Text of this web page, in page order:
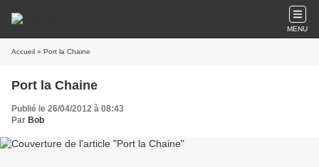
MENU
Accueil » Port la Chaine
Port la Chaine
Publié le 26/04/2012 à 08:43
Par Bob